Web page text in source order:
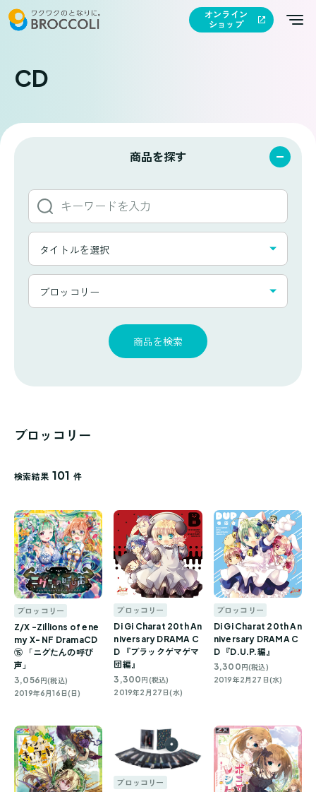
オンライン
ショップ
CD
商品を探す
キ
ワ
ド
か
タ
ト
一
タイトルを選択
カ
ブロッコリー
商品を検索
ブロッコリー
検索結果 101 件
ブロッコリー
Z/X -Zillions of ene
my X- NF DramaCD
⑮ 「ニグたんの呼び
声」
3,056円(税込)
2019年6月16日(日)
ブロッコリー
Di Gi Charat 20th An
niversary DRAMA C
D 『ブラックゲマゲマ
団編』
3,300円(税込)
2019年2月27日(水)
ブロッコリー
Di Gi Charat 20th An
niversary DRAMA C
D 『D.U.P.編』
3,300円(税込)
2019年2月27日(水)
ブロッコリー